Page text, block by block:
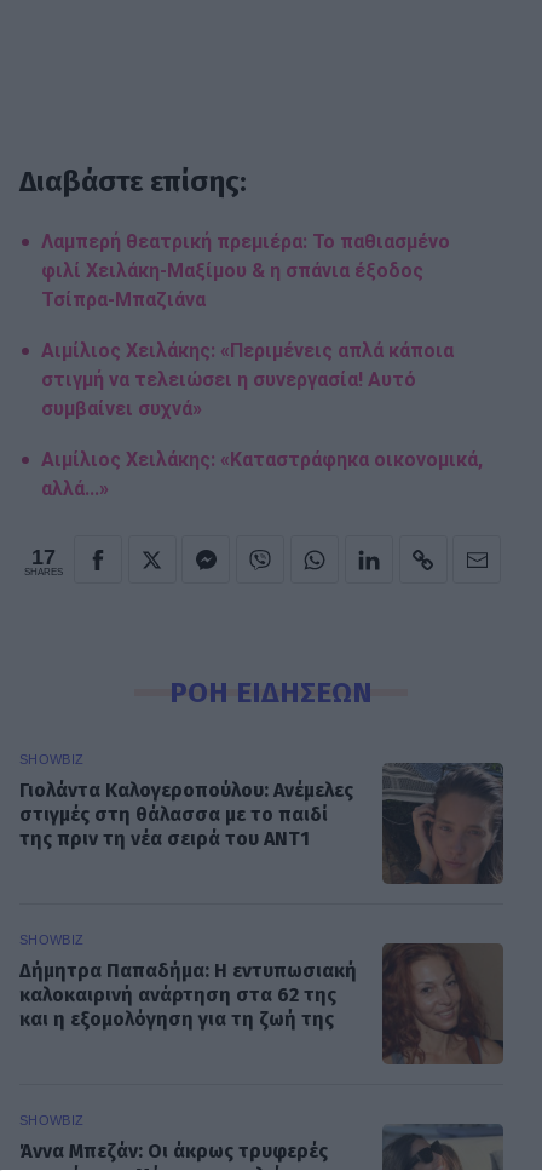
Διαβάστε επίσης:
Λαμπερή θεατρική πρεμιέρα: Το παθιασμένο
φιλί Χειλάκη-Μαξίμου & η σπάνια έξοδος
Τσίπρα-Μπαζιάνα
Αιμίλιος Χειλάκης: «Περιμένεις απλά κάποια
στιγμή να τελειώσει η συνεργασία! Αυτό
συμβαίνει συχνά»
Αιμίλιος Χειλάκης: «Καταστράφηκα οικονομικά,
αλλά...»
17
SHARES
ΡΟΗ ΕΙΔΗΣΕΩΝ
SHOWBIZ
Γιολάντα Καλογεροπούλου: Ανέμελες
στιγμές στη θάλασσα με το παιδί
της πριν τη νέα σειρά του ΑΝΤ1
SHOWBIZ
Δήμητρα Παπαδήμα: Η εντυπωσιακή
καλοκαιρινή ανάρτηση στα 62 της
και η εξομολόγηση για τη ζωή της
SHOWBIZ
Άννα Μπεζάν: Οι άκρως τρυφερές